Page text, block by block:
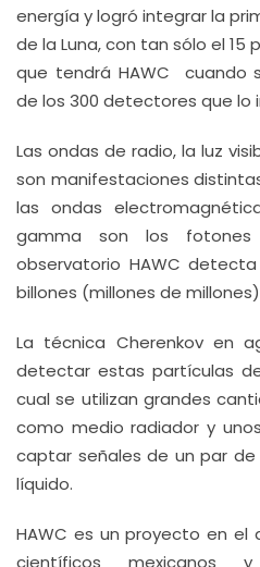
energía y logró integrar la
de la Luna, con tan sólo el 15
que tendrá HAWC cuando
de los 300 detectores que lo
Las ondas de radio, la luz
son manifestaciones
las ondas
gamma son los
observatorio HAWC
billones (millones de
La técnica Cherenkov en
detectar estas partículas
cual se utilizan grandes
como medio radiador y
captar señales de un par
líquido.
HAWC es un proyecto en
científicos mexicanos